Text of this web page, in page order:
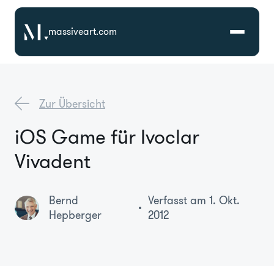
massiveart.com
Referenzen
Branchen
Zur Übersicht
iOS Game für Ivoclar
Vivadent
Bernd
Hepberger
Verfasst am 1. Okt.
2012